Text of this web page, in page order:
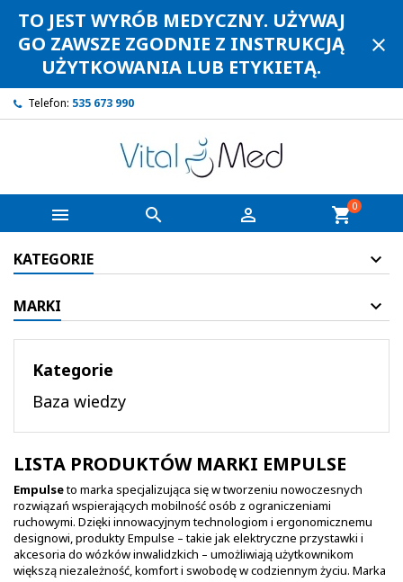
TO JEST WYRÓB MEDYCZNY. UŻYWAJ
GO ZAWSZE ZGODNIE Z INSTRUKCJĄ
UŻYTKOWANIA LUB ETYKIETĄ.
close
Telefon: 535 673 990
   shopping_cart0
KATEGORIE
MARKI
Kategorie
Baza wiedzy
LISTA PRODUKTÓW MARKI EMPULSE
Empulseto marka specjalizująca się w tworzeniu nowoczesnych
rozwiązań wspierających mobilność osób z ograniczeniami
ruchowymi. Dzięki innowacyjnym technologiom i ergonomicznemu
designowi, produkty Empulse – takie jak elektryczne przystawki i
akcesoria do wózków inwalidzkich – umożliwiają użytkownikom
większą niezależność, komfort i swobodę w codziennym życiu. Marka